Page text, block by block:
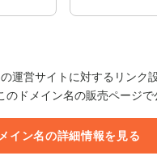
運営サイトに対するリンク
のドメイン名の販売ページで
イン名の詳細情報を見る